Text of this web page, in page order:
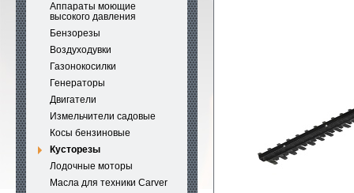
Аппараты моющие
высокого давления
Бензорезы
Воздуходувки
Газонокосилки
Генераторы
Двигатели
Измельчители садовые
Косы бензиновые
Кусторезы
Лодочные моторы
Масла для техники Carver